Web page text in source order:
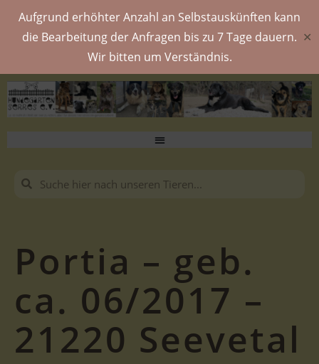
Aufgrund erhöhter Anzahl an Selbstauskünften kann
die Bearbeitung der Anfragen bis zu 7 Tage dauern.
Wir bitten um Verständnis.
✕
Portia – geb.
ca. 06/2017 –
21220 Seevetal